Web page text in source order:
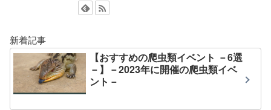
新着記事
【おすすめの爬虫類イベント －6選
－】－2023年に開催の爬虫類イベ
ント－